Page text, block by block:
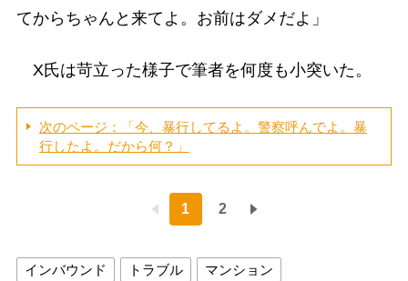
てからちゃんと来てよ。お前はダメだよ」
X氏は苛立った様子で筆者を何度も小突いた。
次のページ：「今、暴行してるよ。警察呼んでよ。暴
行したよ。だから何？」
1 2
インバウンド トラブル マンション